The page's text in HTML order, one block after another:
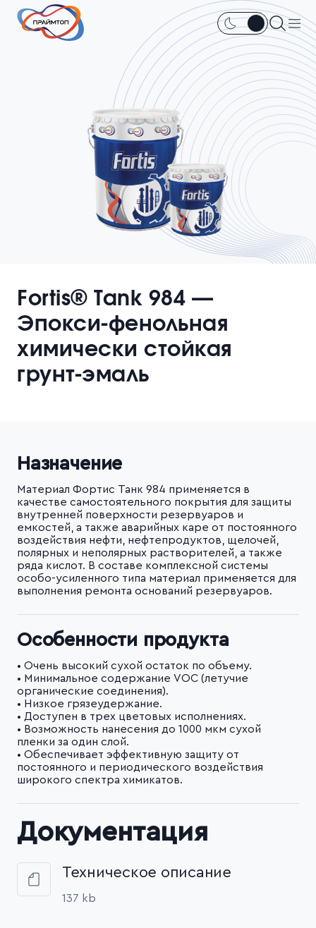
Fortis® Tank 984 —
Эпокси-фенольная
химически стойкая
грунт-эмаль
Назначение
Материал Фортис Танк 984 применяется в
качестве самостоятельного покрытия для защиты
внутренней поверхности резервуаров и
емкостей, а также аварийных каре от постоянного
воздействия нефти, нефтепродуктов, щелочей,
полярных и неполярных растворителей, а также
ряда кислот. В составе комплексной системы
особо-усиленного типа материал применяется для
выполнения ремонта оснований резервуаров.
Особенности продукта
• Очень высокий сухой остаток по объему.
• Минимальное содержание VOC (летучие
органические соединения).
• Низкое грязеудержание.
• Доступен в трех цветовых исполнениях.
• Возможность нанесения до 1000 мкм сухой
пленки за один слой.
• Обеспечивает эффективную защиту от
постоянного и периодического воздействия
широкого спектра химикатов.
Документация
Техническое описание
137 kb